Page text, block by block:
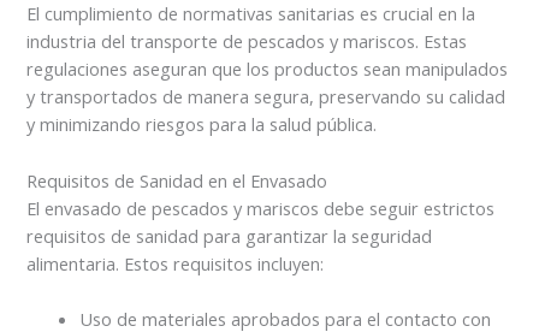
El cumplimiento de normativas sanitarias es crucial en la
industria del transporte de pescados y mariscos. Estas
regulaciones aseguran que los productos sean manipulados
y transportados de manera segura, preservando su calidad
y minimizando riesgos para la salud pública.
Requisitos de Sanidad en el Envasado
El envasado de pescados y mariscos debe seguir estrictos
requisitos de sanidad para garantizar la seguridad
alimentaria. Estos requisitos incluyen:
Uso de materiales aprobados para el contacto con